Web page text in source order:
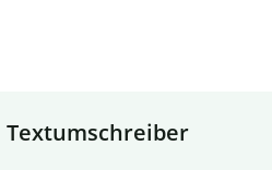
Textumschreiber